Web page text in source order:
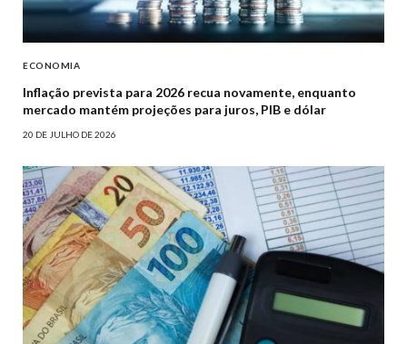
ECONOMIA
Inflação prevista para 2026 recua novamente, enquanto
mercado mantém projeções para juros, PIB e dólar
20 DE JULHO DE 2026